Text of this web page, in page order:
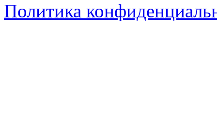
Политика